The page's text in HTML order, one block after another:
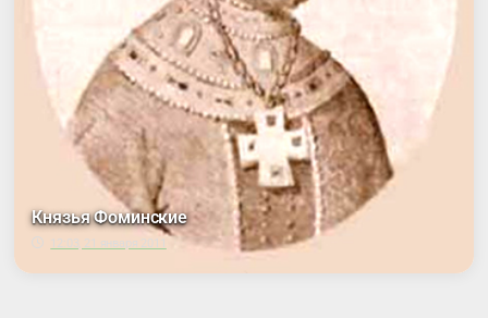
Князья Фоминские
12:03, 21 января 2011